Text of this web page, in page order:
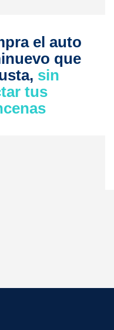
el auto
que
sin
tus